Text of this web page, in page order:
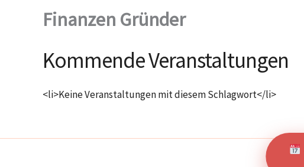
Finanzen Gründer
Kommende Veranstaltungen
<li>Keine Veranstaltungen mit diesem Schlagwort</li>